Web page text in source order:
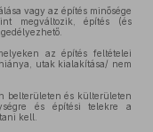
vagy az építés minősége
megváltozik, építés (és
az építés feltételei
utak kialakítása/ nem
belterületen és külterületen
és építési telekre a
kell.